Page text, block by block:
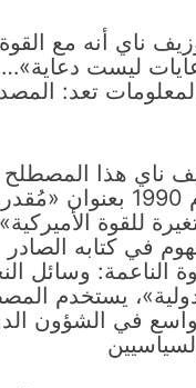
ناي أنه مع القوة
ليست
تعد:
ناي هذا المصطلح
الصادر العام 1990
للقوة
الناعمة: وسائل
يستخدم
في الشؤون